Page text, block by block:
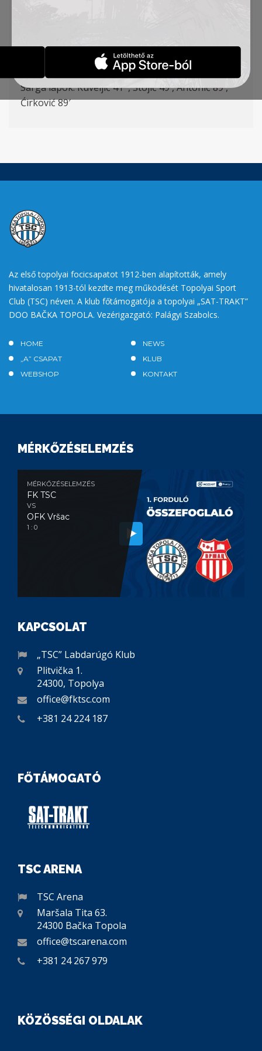
– Milovanović (Rakonjac 62′)
Gólszerzők: Pantović 70′, Sós 83′ pen.
Sárga lapok: Kuveljić 41′ , Stojić 49′, Antonić 89′,
Ćirković 89′
Az első topolyai focicsapatot 1912-ben alapították, amely
hivatalosan 1913-tól kezdte meg működését Topolyai Sport
Club (TSC) néven. A klub főtámogatója a topolyai „SAT-TRAKT”
DOO BAČKA TOPOLA. Vezérigazgató: Palágyi Szabolcs.
HOME
NEWS
„A” CSAPAT
KLUB
WEBSHOP
KONTAKT
MÉRKŐZÉSELEMZÉS
MÉRKŐZÉSELEMZÉS
FK TSC
VS
OFK Vršac
1 : 0
KAPCSOLAT
„TSC” Labdarúgó Klub
Plitvička 1.
24300, Topolya
office@fktsc.com
+381 24 224 187
FŐTÁMOGATÓ
TSC ARENA
TSC Arena
Maršala Tita 63.
24300 Bačka Topola
office@tscarena.com
+381 24 267 979
KÖZÖSSÉGI OLDALAK